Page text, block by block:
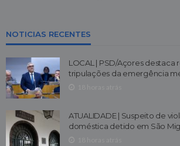
NOTICIAS RECENTES
LOCAL | PSD/Açores destaca
tripulações da emergência
ATUALIDADE | Suspeito de
doméstica detido em São